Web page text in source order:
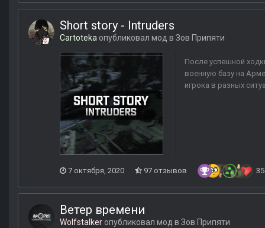
Short story - Intruders
Cartoteka опубликовал мод в Зов Припяти
После успешной
военную базу на
игрока в разных
7 октября, 2020 97 отзывов 35
Ветер времени
Wolfstalker опубликовал мод в Зов Припяти